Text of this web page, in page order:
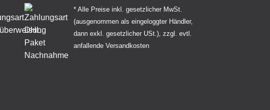
* Alle Preise inkl. gesetzlicher MwSt.
(ausgenommen als eingeloggter Händler,
dann exkl. gesetzlicher USt.), zzgl. evtl.
anfallende Versandkosten